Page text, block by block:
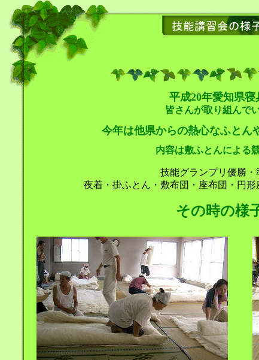
平成20年愛知県寝
皆さんが取り組んで
今年は他県からの熱心なふとん
内容は敷ふとんによる
技能グランプリ優勝・
夜着・掛ふとん・敷布団・座布団・円形
その時の様